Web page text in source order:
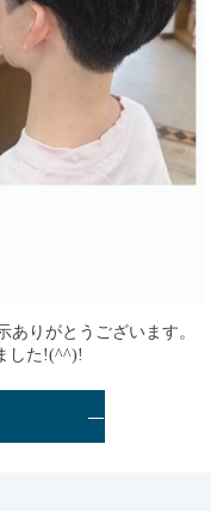
ありがとうございます。
した!(^^)!